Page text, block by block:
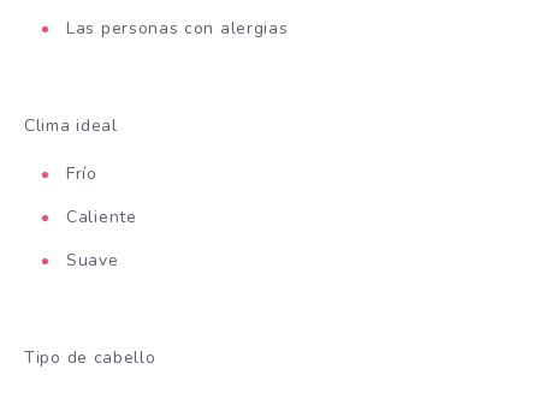
Las personas con alergias
Clima ideal
Frío
Caliente
Suave
Tipo de cabello